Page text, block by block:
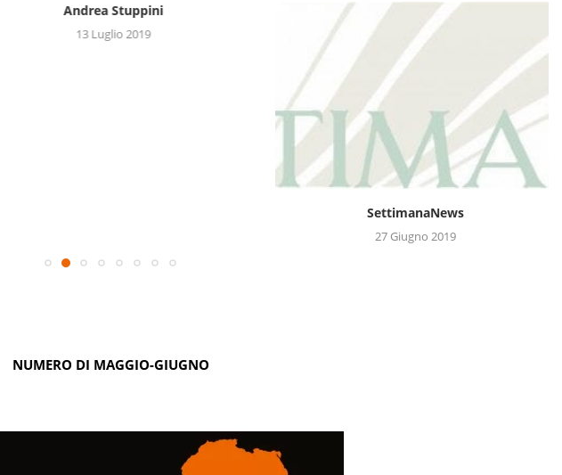
Andrea Stuppini
13 Luglio 2019
SettimanaNews
27 Giugno 2019
NUMERO DI MAGGIO-GIUGNO